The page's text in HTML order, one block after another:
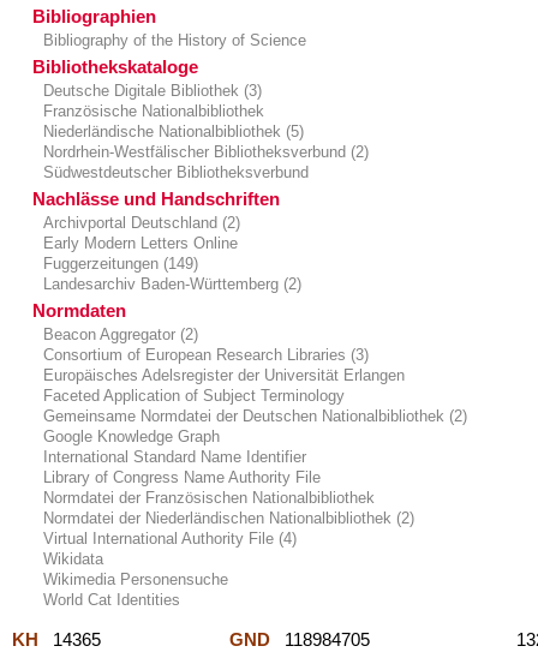
Bibliographien
Bibliography of the History of Science
Bibliothekskataloge
Deutsche Digitale Bibliothek (3)
Französische Nationalbibliothek
Niederländische Nationalbibliothek (5)
Nordrhein-Westfälischer Bibliotheksverbund (2)
Südwestdeutscher Bibliotheksverbund
Nachlässe und Handschriften
Archivportal Deutschland (2)
Early Modern Letters Online
Fuggerzeitungen (149)
Landesarchiv Baden-Württemberg (2)
Normdaten
Beacon Aggregator (2)
Consortium of European Research Libraries (3)
Europäisches Adelsregister der Universität Erlangen
Faceted Application of Subject Terminology
Gemeinsame Normdatei der Deutschen Nationalbibliothek (2)
Google Knowledge Graph
International Standard Name Identifier
Library of Congress Name Authority File
Normdatei der Französischen Nationalbibliothek
Normdatei der Niederländischen Nationalbibliothek (2)
Virtual International Authority File (4)
Wikidata
Wikimedia Personensuche
World Cat Identities
KH 14365 GND 118984705